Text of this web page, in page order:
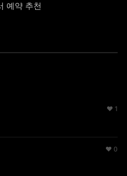
예약 추천
♥ 1
♥ 0